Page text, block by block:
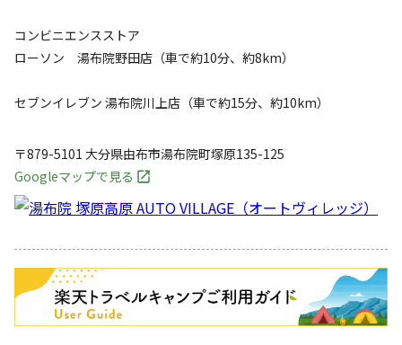
コンビニエンスストア
ローソン 湯布院野田店（車で約10分、約8km）​
セブンイレブン 湯布院川上店（車で約15分、約10km）
〒879-5101 大分県由布市湯布院町塚原135-125
Googleマップで見る
キャンペーン